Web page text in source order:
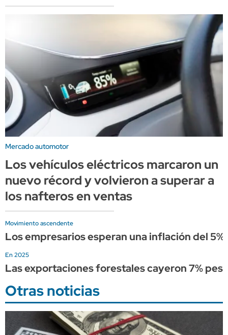
Mercado automotor
Los vehículos eléctricos marcaron un
nuevo récord y volvieron a superar a
los nafteros en ventas
Movimiento ascendente
Los empresarios esperan una inflación del
En 2025
Las exportaciones forestales cayeron 7%
Otras noticias